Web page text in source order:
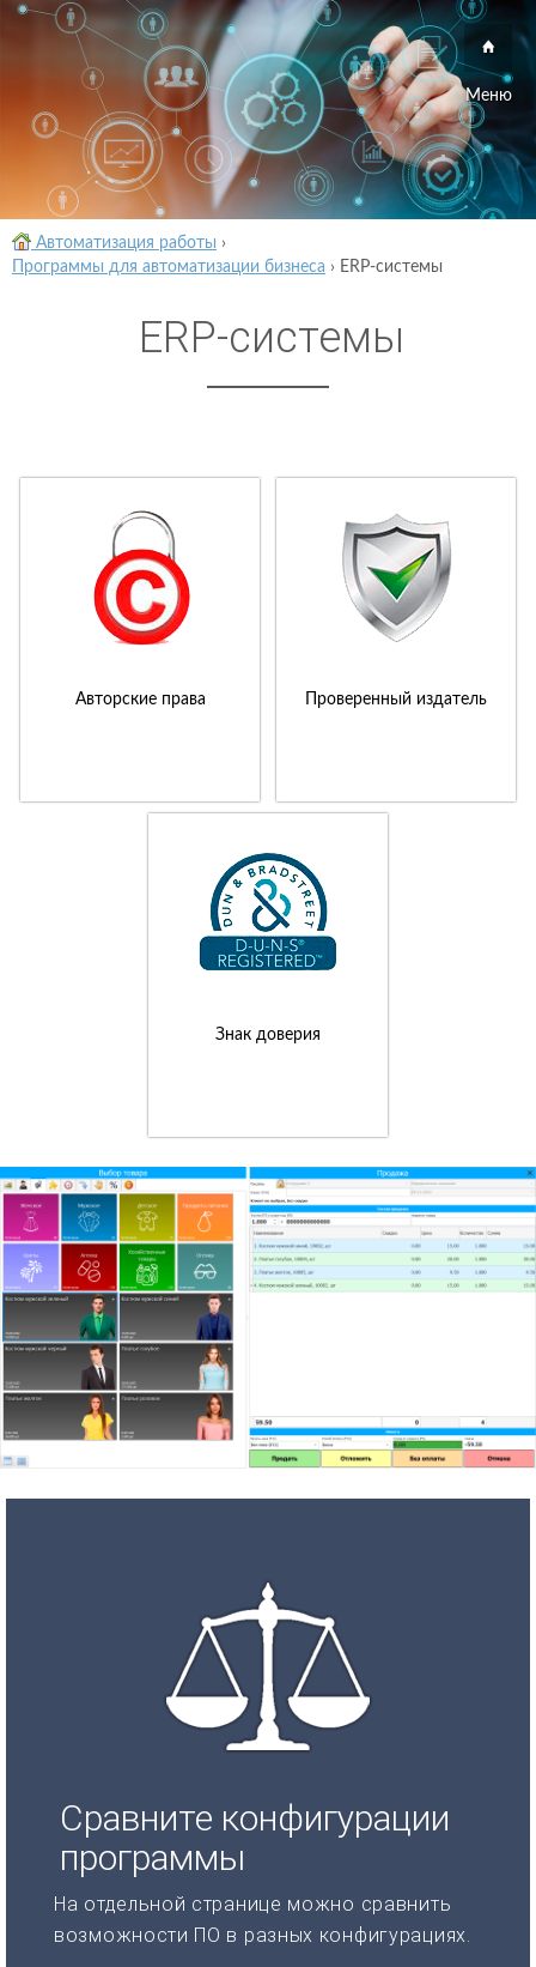
Меню
Автоматизация работы ›
Программы для автоматизации бизнеса › ERP-системы
ERP-системы
Авторские права Проверенный издатель
Знак доверия
Сравните конфигурации
программы
На отдельной странице можно сравнить
возможности ПО в разных конфигурациях.